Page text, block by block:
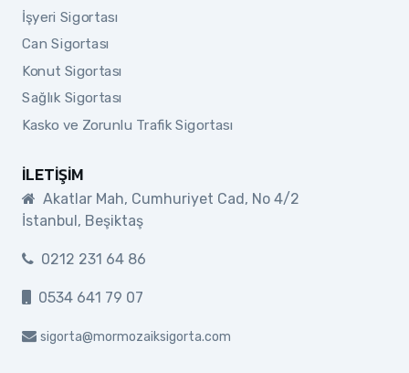
İşyeri Sigortası
Can Sigortası
Konut Sigortası
Sağlık Sigortası
Kasko ve Zorunlu Trafik Sigortası
İLETIŞIM
Akatlar Mah, Cumhuriyet Cad, No 4/2
İstanbul, Beşiktaş
0212 231 64 86
0534 641 79 07
sigorta@mormozaiksigorta.com